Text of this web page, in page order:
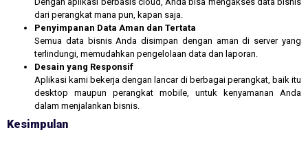
dari perangkat mana pun, kapan saja.
Penyimpanan Data Aman dan Tertata
Semua data bisnis Anda disimpan dengan aman di server yang
terlindungi, memudahkan pengelolaan data dan laporan.
Desain yang Responsif
Aplikasi kami bekerja dengan lancar di berbagai perangkat, baik itu
desktop maupun perangkat mobile, untuk kenyamanan Anda
dalam menjalankan bisnis.
Kesimpulan